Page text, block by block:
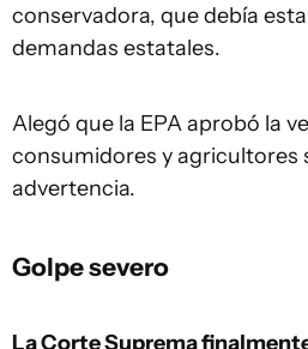
conservadora, que debía
demandas estatales.
Alegó que la EPA aprobó la
consumidores y agricultores
advertencia.
Golpe severo
La Corte Suprema